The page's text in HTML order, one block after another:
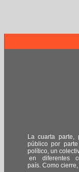
La cuarta
público por
político, un
en diferentes
país. Como